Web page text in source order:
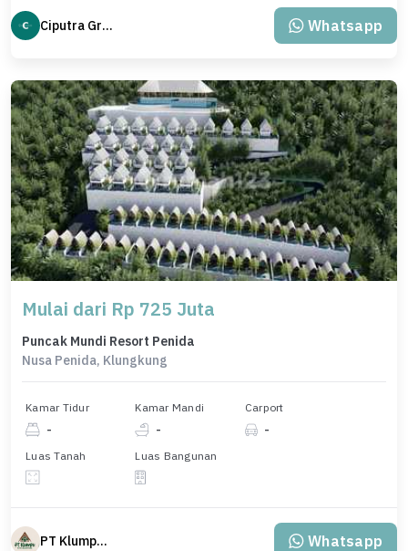
Ciputra Group Whatsapp
Mulai dari Rp 725 Juta
Puncak Mundi Resort Penida
Nusa Penida, Klungkung
Kamar Tidur
-
Kamar Mandi
-
Carport
-
Luas Tanah Luas Bangunan
PT Klumpu Kita Sejahtera Whatsapp